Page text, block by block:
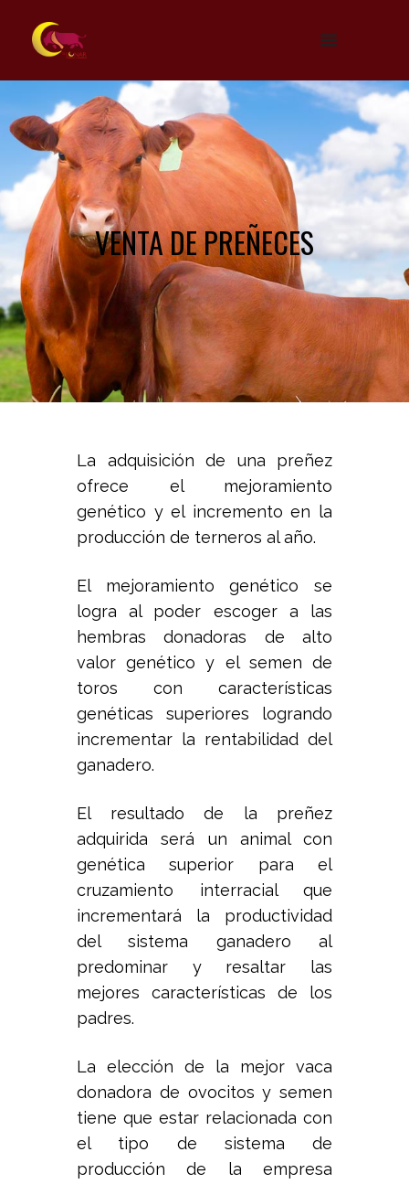
VENTA DE PREÑECES
La adquisición de una preñez
ofrece el mejoramiento
genético y el incremento en la
producción de terneros al año.
El mejoramiento genético se
logra al poder escoger a las
hembras donadoras de alto
valor genético y el semen de
toros con características
genéticas superiores logrando
incrementar la rentabilidad del
ganadero.
El resultado de la preñez
adquirida será un animal con
genética superior para el
cruzamiento interracial que
incrementará la productividad
del sistema ganadero al
predominar y resaltar las
mejores características de los
padres.
La elección de la mejor vaca
donadora de ovocitos y semen
tiene que estar relacionada con
el tipo de sistema de
producción de la empresa